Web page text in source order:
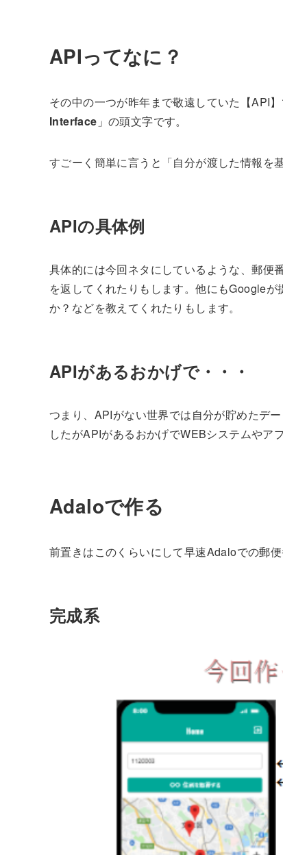
APIってなに？
その中の一つが昨年まで敬遠していた【API
Interface 」の頭文字です。
すごーく簡単に言うと「自分が渡した情報を
APIの具体例
具体的には今回ネタにしているような、郵便
を返してくれたりもします。他にもGoogle
か？などを教えてくれたりもします。
APIがあるおかげで・・・
つまり、APIがない世界では自分が貯めたデ
したがAPIがあるおかげでWEBシステムやア
Adaloで作る
前置きはこのくらいにして早速Adaloでの郵
完成系